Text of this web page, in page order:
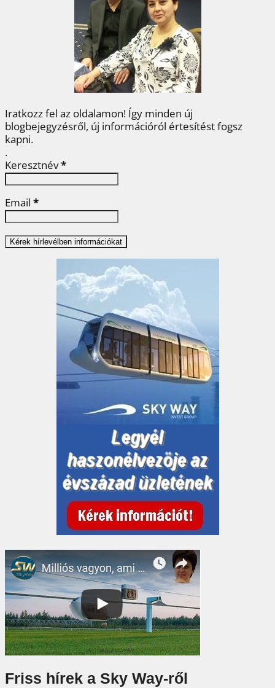
o
k
e
r
e
s
t
d
I
n
e
g
Iratkozz fel az oldalamon! Így minden új
blogbejegyzésről, új információról értesítést fogsz
kapni.
.
Keresztnév*
Email *
Friss hírek a Sky Way-ről